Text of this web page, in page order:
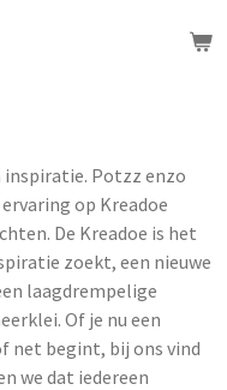
inspiratie. Potzz enzo
op Kreadoe
De Kreadoe is het
zoekt, een nieuwe
laagdrempelige
Of je nu een
net begint, bij ons vind
we dat iedereen